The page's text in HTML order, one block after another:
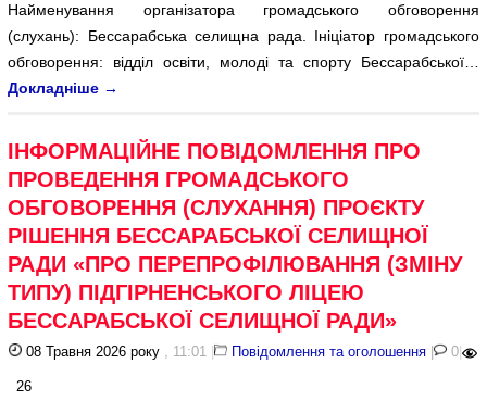
Найменування організатора громадського обговорення
(слухань): Бессарабська селищна рада. Ініціатор громадського
обговорення: відділ освіти, молоді та спорту Бессарабської…
Докладніше →
ІНФОРМАЦІЙНЕ ПОВІДОМЛЕННЯ ПРО
ПРОВЕДЕННЯ ГРОМАДСЬКОГО
ОБГОВОРЕННЯ (СЛУХАННЯ) ПРОЄКТУ
РІШЕННЯ БЕССАРАБСЬКОЇ СЕЛИЩНОЇ
РАДИ «ПРО ПЕРЕПРОФІЛЮВАННЯ (ЗМІНУ
ТИПУ) ПІДГІРНЕНСЬКОГО ЛІЦЕЮ
БЕССАРАБСЬКОЇ СЕЛИЩНОЇ РАДИ»
08 Травня 2026 року , 11:01 | Повідомлення та оголошення | 0 |
26